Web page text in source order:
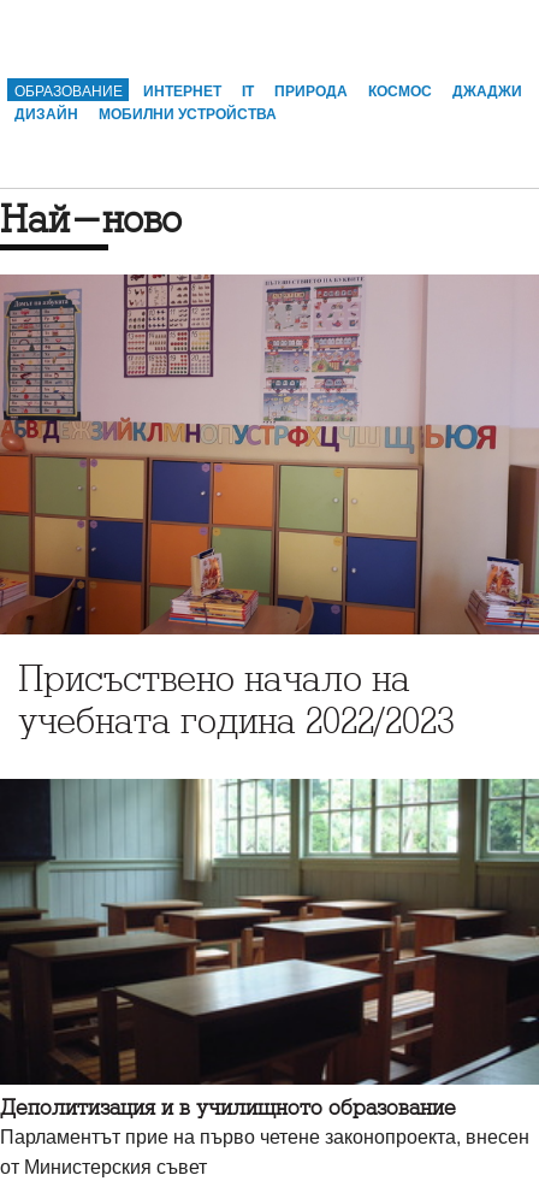
ОБРАЗОВАНИЕ ИНТЕРНЕТ IT ПРИРОДА КОСМОС
ДЖАДЖИ
ДИЗАЙН
МОБИЛНИ УСТРОЙСТВА
Най-ново
Присъствено начало на
учебната година 2022/2023
Деполитизация и в училищното образование
Парламентът прие на първо четене законопроекта, внесен
от Министерския съвет